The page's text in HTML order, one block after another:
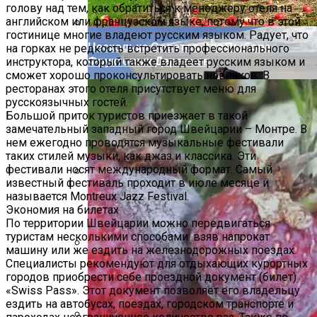
Аликанте (Испания) Описание Курорта
Как Ухаживать За Крышей Зимой
Несколько Советов Для Выбора
Фруктовых Деревьев
голову над тем, как обратиться к менеджеру отеля на
английском или французском языке, потому что в этой
гостинице многие владеют русским языком. Радует, что
на горках не редкость встретить профессионального
инструктора, который также владеет русским языком и
сможет хорошо проконсультировать новичков. В
ресторанах этого отеля присутствует меню для
русскоязычных гостей.
Большой приток туристов приезжает в такой
замечательный западный город Швейцарии – Монтре. В
нем ежегодно проводятся музыкальные фестивали
таких стилей музыки, как джаз и классика. Эти
фестивали носят международный формат. Самый
известный фестиваль проходит в июле месяце и
называется Montreux Jazz Festival.
Экономия на билетах
По территории Швейцарии можно передвигаться
туристам несколькими способами: взяв напрокат
машину или же ездить на железнодорожных поездах.
Специалисты рекомендуют для отдыхающих курортных
городов приобрести себе проездной документ (билет)
«Swiss Pass». Этот документ позволяет его владельцу
ездить на автобусах, поездах, городском транспорте и